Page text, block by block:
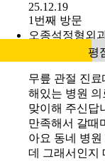
25.12.19
1번째 방문
오종석정형외
평
무릎 관절 진
해있는 병원
맞이해 주신답
만족해서 갈때
아요 동네 병
데 그래서인지